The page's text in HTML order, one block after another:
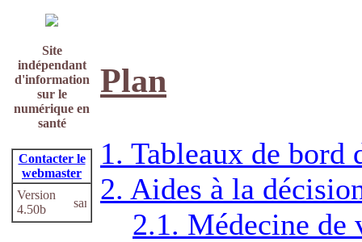
Site
indépendant
d'information
sur le
numérique en
santé
Contacter le
webmaster
Version
4.50b
Plan
1. Tableaux de bord
2. Aides à la
2.1. Médecine de